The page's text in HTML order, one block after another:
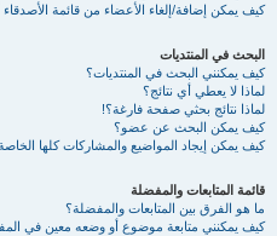
كيف يمكن إضافة/إلغاء الأعضاء من قائمة الأصدقاء
البحث في المنتديات
كيف يمكنني البحث في المنتديات؟
لماذا لا يعطي أي نتائج؟
لماذا نتائج بحثي صفحة فارغة؟!
كيف يمكن البحث عن عضو؟
كيف يمكن إيجاد المواضيع والمشاركات كلها
قائمة المتابعات والمفضلة
ما هو الفرق بين المتابعات والمفضلة؟
كيف يمكنني متابعة موضوع أو وضعه معين في